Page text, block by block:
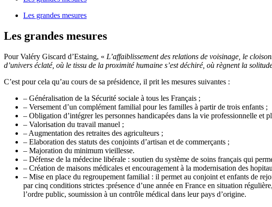
Les grandes mesures
Les grandes mesures
Pour Valéry Giscard d’Estaing, « L’affaiblissement des relations de voisinage, le
d’univers éclaté, où le tissu de la proximité humaine s’est déchiré, où règnent la
C’est pour cela qu’au cours de sa présidence, il prit les mesures suivantes :
– Généralisation de la Sécurité sociale à tous les Français ;
– Versement d’un complément familial pour les familles à partir de trois enfants ;
– Obligation d’intégrer les personnes handicapées dans la vie professionnelle et
– Valorisation du travail manuel ;
– Augmentation des retraites des agriculteurs ;
– Elaboration des statuts des conjoints d’artisan et de commerçants ;
– Majoration du minimum vieillesse.
– Défense de la médecine libérale : soutien du système de soins français qui
– Création de maisons médicales et encouragement à la modernisation des
– Mise en place du regroupement familial : il permet au conjoint et enfants de
par cinq conditions strictes :présence d’une année en France en situation
l’ordre public, soumission à un contrôle médical dans leur pays d’origine.